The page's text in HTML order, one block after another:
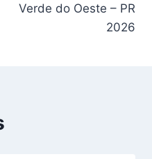
Verde do Oeste – PR
2026